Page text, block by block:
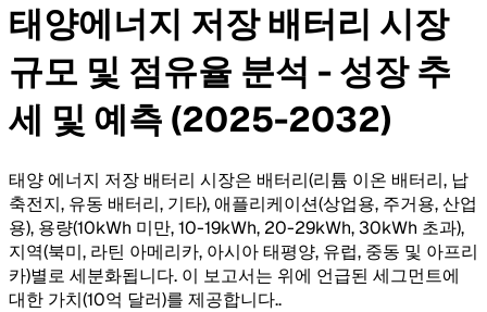
태양에너지 저장 배터리 시장
규모 및 점유율 분석 - 성장 추
세 및 예측 (2025-2032)
태양 에너지 저장 배터리 시장은 배터리(리튬 이온 배터리, 납
축전지, 유동 배터리, 기타), 애플리케이션(상업용, 주거용, 산업
용), 용량(10kWh 미만, 10-19kWh, 20-29kWh, 30kWh 초과),
지역(북미, 라틴 아메리카, 아시아 태평양, 유럽, 중동 및 아프리
카)별로 세분화됩니다. 이 보고서는 위에 언급된 세그먼트에
대한 가치(10억 달러)를 제공합니다..